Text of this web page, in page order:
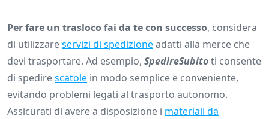
Per fare un trasloco fai da te con successo, considera
di utilizzareservizi di spedizioneadatti alla merce che
devi trasportare. Ad esempio, SpedireSubitoti consente
di spedirescatole in modo semplice e conveniente,
evitando problemi legati al trasporto autonomo.
Assicurati di avere a disposizione i materiali da